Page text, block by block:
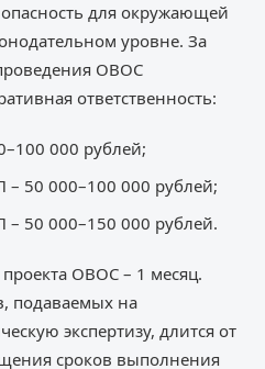
для окружающей
уровне. За
ОВОС
ответственность:
000 рублей;
– 50 000–100 000 рублей;
– 50 000–150 000 рублей.
ОВОС – 1 месяц.
подаваемых на
экспертизу, длится от
сроков выполнения